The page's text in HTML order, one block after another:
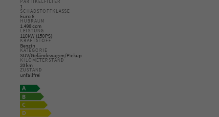
PARTIKELFILTER
1
SCHADSTOFFKLASSE
Euro 6
HUBRAUM
1.498 ccm
LEISTUNG
110 kW (150 PS)
KRAFTSTOFF
Benzin
KATEGORIE
SUV/Geländewagen/Pickup
KILOMETERSTAND
20 km
ZUSTAND
unfallfrei